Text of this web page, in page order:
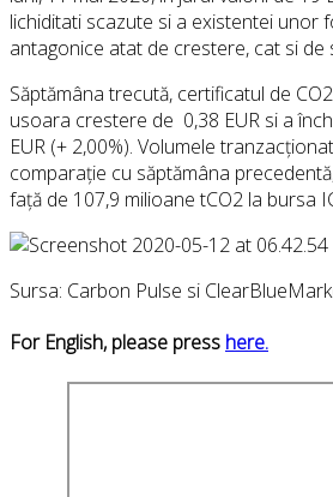
lichiditati scazute si a existentei unor
antagonice atat de crestere, cat si de
Săptămâna trecută, certificatul de
usoara crestere de 0,38 EUR si a
EUR (+ 2,00%). Volumele
comparație cu săptămâna
față de 107,9 milioane tCO2 la bursa
Sursa: Carbon Pulse si
For English, please press here.